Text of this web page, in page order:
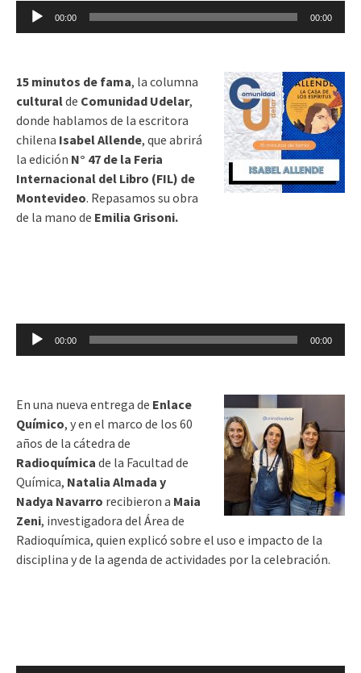
Reproductor
00:00 00:00
15 minutos de fama, la columna
culturalde Comunidad Udelar,
donde hablamos de la escritora
chilena Isabel Allende, que abrirá
la edición N° 47 de la Feria
Internacional del Libro (FIL) de
Montevideo. Repasamos su obra
de la mano de Emilia Grisoni.
Reproductor
00:00 00:00
En una nueva entrega de Enlace
Químico, y en el marco de los 60
años de la cátedra de
Radioquímica de la Facultad de
Química, Natalia Almada y
Nadya Navarro recibieron a Maia
Zeni, investigadora del Área de
Radioquímica, quien explicó sobre el uso e impacto de la
disciplina y de la agenda de actividades por la celebración.